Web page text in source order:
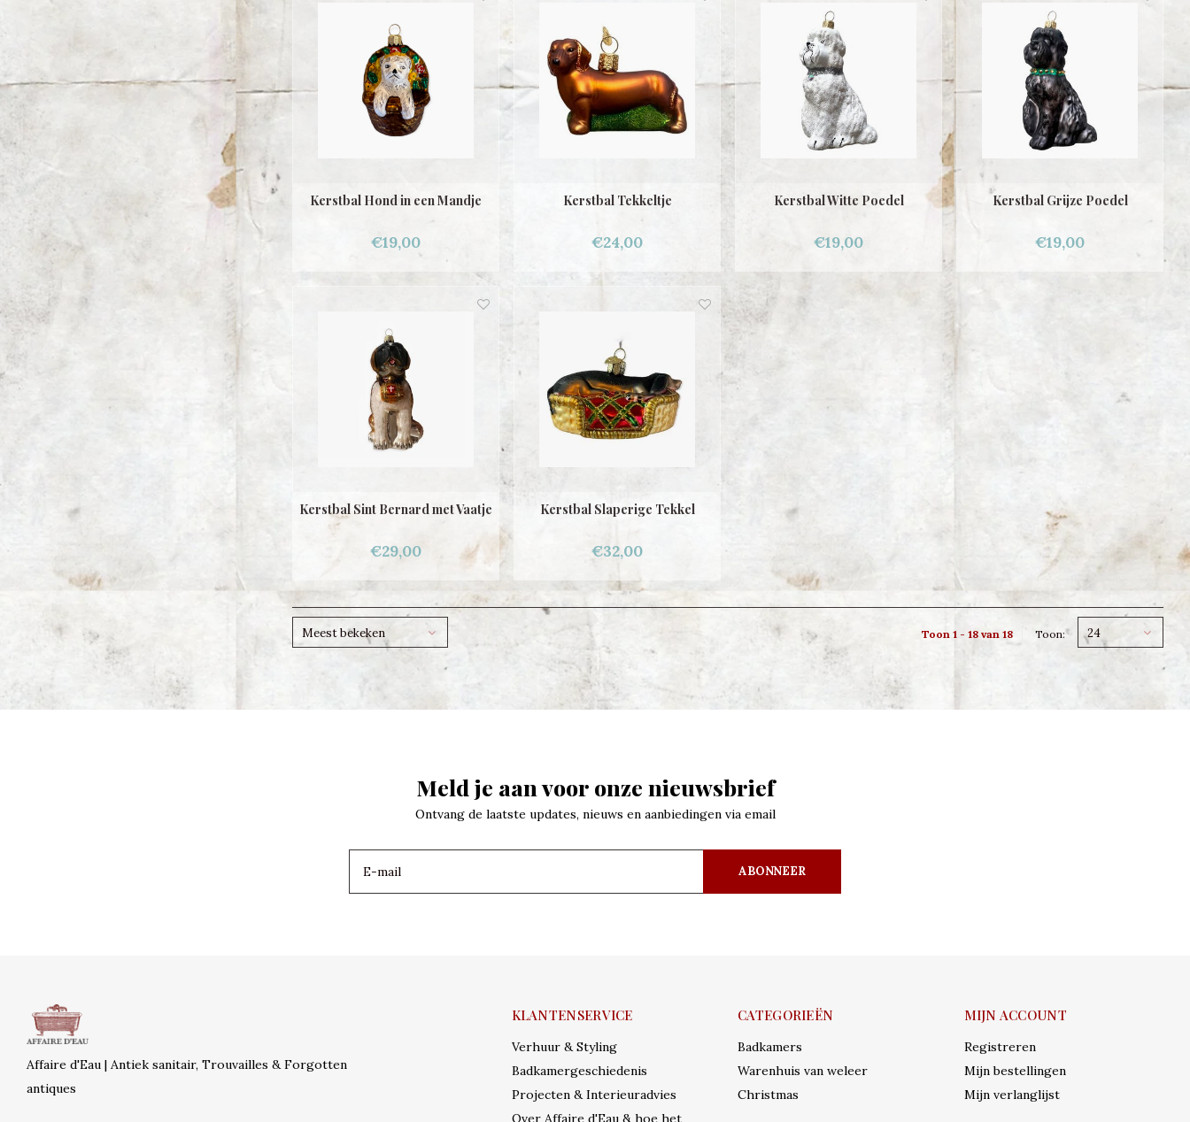
Kerstbal Hond in een Mandje
€19,00
Kerstbal Tekkeltje
€24,00
Kerstbal Witte Poedel
€19,00
Kerstbal Grijze Poedel
€19,00
Kerstbal Sint Bernard met Vaatje
€29,00
Kerstbal Slaperige Tekkel
€32,00
Meest bekeken Toon 1 - 18 van 18 Toon: 24
Meld je aan voor onze nieuwsbrief
Ontvang de laatste updates, nieuws en aanbiedingen via email
ABONNEER
Affaire d'Eau | Antiek sanitair, Trouvailles & Forgotten
antiques
KLANTENSERVICE
Verhuur & Styling
Badkamergeschiedenis
Projecten & Interieuradvies
Over Affaire d'Eau & hoe het
CATEGORIEËN
Badkamers
Warenhuis van weleer
Christmas
MIJN ACCOUNT
Registreren
Mijn bestellingen
Mijn verlanglijst